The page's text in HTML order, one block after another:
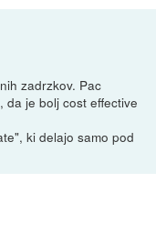
zadrzkov. Pac
da je bolj cost effective
ki delajo samo pod